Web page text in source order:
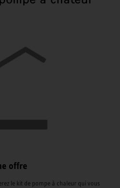
offre
le kit de pompe à chaleur qui vous